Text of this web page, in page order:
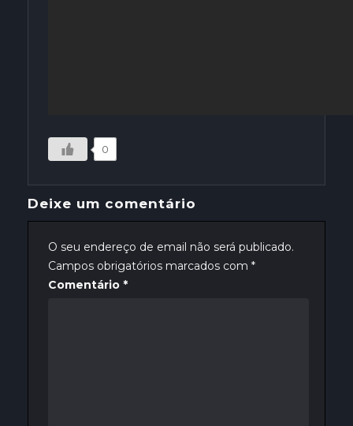
0
Deixe um comentário
O seu endereço de email não será publicado.
Campos obrigatórios marcados com *
Comentário *